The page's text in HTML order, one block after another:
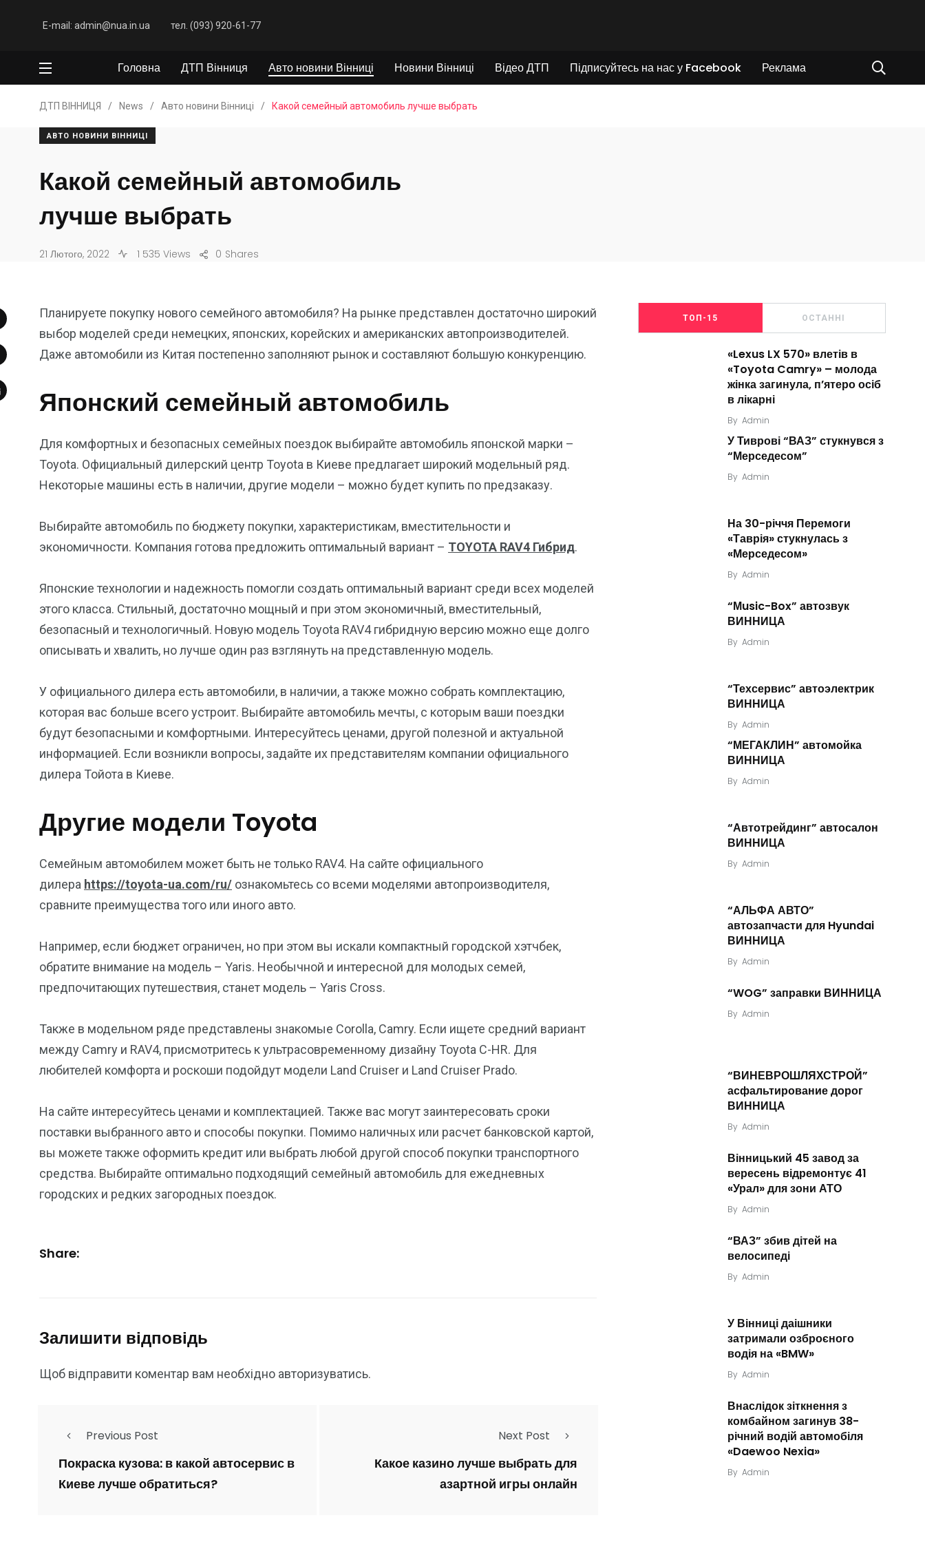
E-mail: admin@nua.in.ua тел. (093) 920-61-77
Головна ДТП Вінниця Авто новини Вінниці Новини Вінниці Відео ДТП Підписуйтесь на нас у Facebook Реклама
ДТП ВІННИЦЯ / News / Авто новини Вінниці / Какой семейный автомобиль лучше выбрать
АВТО НОВИНИ ВІННИЦІ
Какой семейный автомобиль
лучше выбрать
21 Лютого, 2022 1 535 Views Shares
0
Планируете покупку нового семейного автомобиля? На рынке представлен достаточно широкий
выбор моделей среди немецких, японских, корейских и американских автопроизводителей.
Даже автомобили из Китая постепенно заполняют рынок и составляют большую конкуренцию.
Японский семейный автомобиль
Для комфортных и безопасных семейных поездок выбирайте автомобиль японской марки –
Toyota. Официальный дилерский центр Toyota в Киеве предлагает широкий модельный ряд.
Некоторые машины есть в наличии, другие модели – можно будет купить по предзаказу.
Выбирайте автомобиль по бюджету покупки, характеристикам, вместительности и
экономичности. Компания готова предложить оптимальный вариант – TOYOTA RAV4 Гибрид.
Японские технологии и надежность помогли создать оптимальный вариант среди всех моделей
этого класса. Стильный, достаточно мощный и при этом экономичный, вместительный,
безопасный и технологичный. Новую модель Toyota RAV4 гибридную версию можно еще долго
описывать и хвалить, но лучше один раз взглянуть на представленную модель.
У официального дилера есть автомобили, в наличии, а также можно собрать комплектацию,
которая вас больше всего устроит. Выбирайте автомобиль мечты, с которым ваши поездки
будут безопасными и комфортными. Интересуйтесь ценами, другой полезной и актуальной
информацией. Если возникли вопросы, задайте их представителям компании официального
дилера Тойота в Киеве.
Другие модели Toyota
Семейным автомобилем может быть не только RAV4. На сайте официального
дилера https://toyota-ua.com/ru/ ознакомьтесь со всеми моделями автопроизводителя,
сравните преимущества того или иного авто.
Например, если бюджет ограничен, но при этом вы искали компактный городской хэтчбек,
обратите внимание на модель – Yaris. Необычной и интересной для молодых семей,
предпочитающих путешествия, станет модель – Yaris Cross.
Также в модельном ряде представлены знакомые Corolla, Camry. Если ищете средний вариант
между Camry и RAV4, присмотритесь к ультрасовременному дизайну Toyota C-HR. Для
любителей комфорта и роскоши подойдут модели Land Cruiser и Land Cruiser Prado.
На сайте интересуйтесь ценами и комплектацией. Также вас могут заинтересовать сроки
поставки выбранного авто и способы покупки. Помимо наличных или расчет банковской картой,
вы можете также оформить кредит или выбрать любой другой способ покупки транспортного
средства. Выбирайте оптимально подходящий семейный автомобиль для ежедневных
городских и редких загородных поездок.
Share:
Залишити відповідь
Щоб відправити коментар вам необхідно авторизуватись.
Previous Post
Покраска кузова: в какой автосервис в
Киеве лучше обратиться?
Next Post
Какое казино лучше выбрать для
азартной игры онлайн
ТОП-15 ОСТАННІ
«Lexus LX 570» влетів в
«Toyota Camry» – молода
жінка загинула, п’ятеро осіб
в лікарні
By Admin
У Тиврові “ВАЗ” стукнувся з
“Мерседесом”
By Admin
На 30-річчя Перемоги
«Таврія» стукнулась з
«Мерседесом»
By Admin
“Мusic-Box” автозвук
ВИННИЦА
By Admin
“Техсервис” автоэлектрик
ВИННИЦА
By Admin
“МЕГАКЛИН” автомойка
ВИННИЦА
By Admin
“Автотрейдинг” автосалон
ВИННИЦА
By Admin
“АЛЬФА АВТО”
автозапчасти для Hyundai
ВИННИЦА
By Admin
“WOG” заправки ВИННИЦА
By Admin
“ВИНЕВРОШЛЯХСТРОЙ”
асфальтирование дорог
ВИННИЦА
By Admin
Вінницький 45 завод за
вересень відремонтує 41
«Урал» для зони АТО
By Admin
“ВАЗ” збив дітей на
велосипеді
By Admin
У Вінниці даішники
затримали озброєного
водія на «BMW»
By Admin
Внаслідок зіткнення з
комбайном загинув 38-
річний водій автомобіля
«Daewoo Nexia»
By Admin